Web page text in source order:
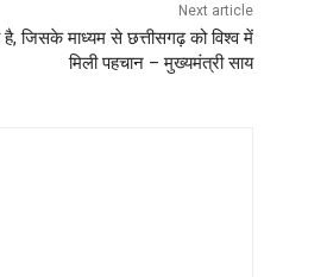
Next article
है, जिसके माध्यम से छत्तीसगढ़ को विश्व में
मिली पहचान – मुख्यमंत्री साय